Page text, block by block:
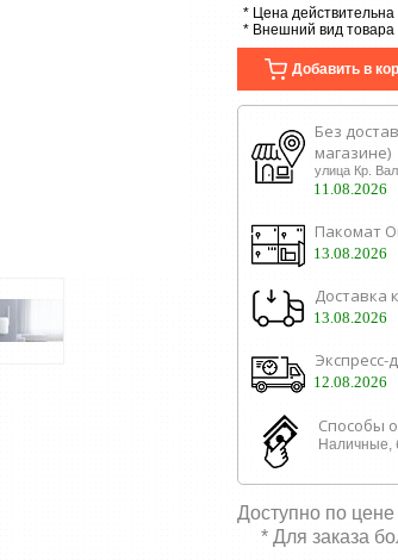
* Цена действительна
* Внешний вид товара
Добавить в
Без
магазине)
улица Кр.
11.08.2026
Пакомат
13.08.2026
Доставка
13.08.2026
Экспресс-
12.08.2026
Способы
Наличные,
Доступно по цене
* Для заказа